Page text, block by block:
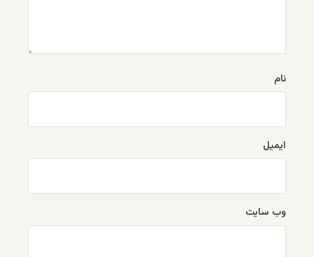
نام
ایمیل
وب‌ سایت